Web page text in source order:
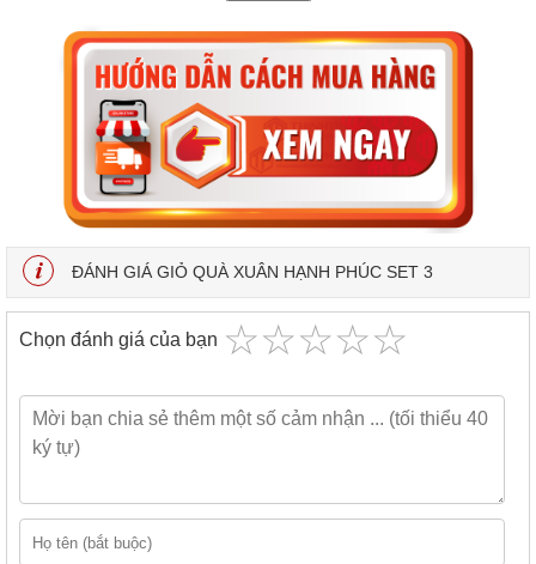
ĐÁNH GIÁ GIỎ QUÀ XUÂN HẠNH PHÚC SET 3
Chọn đánh giá của bạn ☆☆☆☆☆
★★★★★